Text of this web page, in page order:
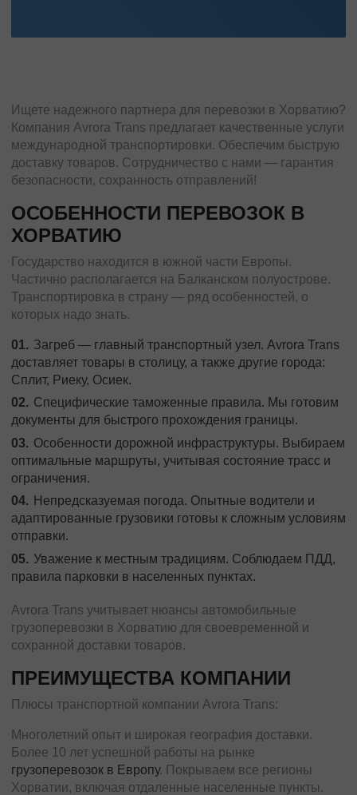
Ищете надежного партнера для перевозки в Хорватию?
Компания Avrora Trans предлагает качественные услуги
международной транспортировки. Обеспечим быструю
доставку товаров. Сотрудничество с нами — гарантия
безопасности, сохранность отправлений!
ОСОБЕННОСТИ ПЕРЕВОЗОК В
ХОРВАТИЮ
Государство находится в южной части Европы.
Частично располагается на Балканском полуострове.
Транспортировка в страну — ряд особенностей, о
которых надо знать.
Загреб — главный транспортный узел. Avrora Trans
доставляет товары в столицу, а также другие города:
Сплит, Риеку, Осиек.
Специфические таможенные правила. Мы готовим
документы для быстрого прохождения границы.
Особенности дорожной инфраструктуры. Выбираем
оптимальные маршруты, учитывая состояние трасс и
ограничения.
Непредсказуемая погода. Опытные водители и
адаптированные грузовики готовы к сложным условиям
отправки.
Уважение к местным традициям. Соблюдаем ПДД,
правила парковки в населенных пунктах.
Avrora Trans учитывает нюансы автомобильные
грузоперевозки в Хорватию для своевременной и
сохранной доставки товаров.
ПРЕИМУЩЕСТВА КОМПАНИИ
Плюсы транспортной компании Avrora Trans:
Многолетний опыт и широкая география доставки.
Более 10 лет успешной работы на рынке
грузоперевозок в Европу. Покрываем все регионы
Хорватии, включая отдаленные населенные пункты.